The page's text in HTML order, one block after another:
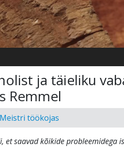
ja täieliku
Remmel
Meistri töökojas
et saavad kõikide probleemidega